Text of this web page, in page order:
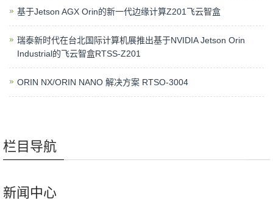
基于Jetson AGX Orin的新一代边缘计算Z201飞云智盒
瑞泰新时代在台北国际计算机展推出基于NVIDIA Jetson Orin
Industrial的飞云智盒RTSS-Z201
ORIN NX/ORIN NANO 解决方案 RTSO-3004
栏目导航
新闻中心